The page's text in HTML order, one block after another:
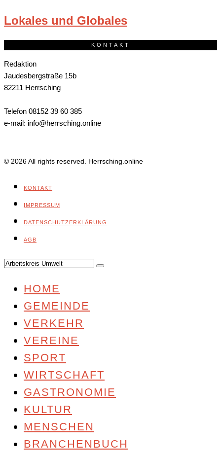
Lokales und Globales
KONTAKT
Redaktion
Jaudesbergstraße 15b
82211 Herrsching
Telefon 08152 39 60 385
e-mail: info@herrsching.online
© 2026 All rights reserved. Herrsching.online
KONTAKT
IMPRESSUM
DATENSCHUTZERKLÄRUNG
AGB
HOME
GEMEINDE
VERKEHR
VEREINE
SPORT
WIRTSCHAFT
GASTRONOMIE
KULTUR
MENSCHEN
BRANCHENBUCH